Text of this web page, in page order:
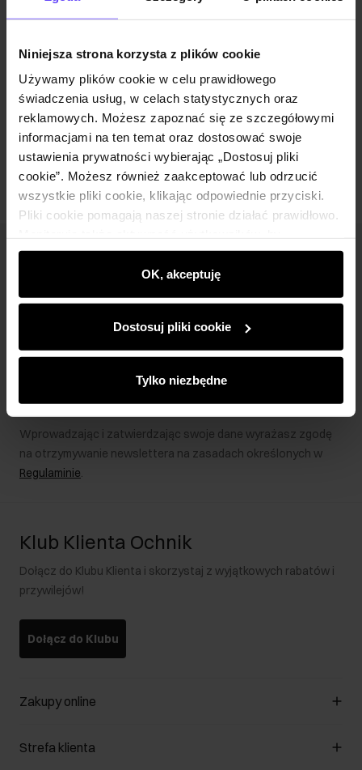
Niniejsza strona korzysta z plików cookie
Używamy plików cookie w celu prawidłowego
świadczenia usług, w celach statystycznych oraz
reklamowych. Możesz zapoznać się ze szczegółowymi
informacjami na ten temat oraz dostosować swoje
ustawienia prywatności wybierając „Dostosuj pliki
cookie”. Możesz również zaakceptować lub odrzucić
wszystkie pliki cookie, klikając odpowiednie przyciski.
Pliki cookie pomagają naszej stronie działać prawidłowo.
wyświetlać im dopasowane do ich preferencji treści,
rekomendacje oraz komunikaty reklamowe informujące o
najnowszych promocjach w e-sklepie. Informacje o tym,
partnerom społecznościowym, reklamowym i
analitycznym. Partnerzy mogą połączyć te informacje z
podczas korzystania z ich usług.
OK, akceptuję
Dostosuj pliki cookie
Tylko niezbędne
Skład
Opinie
Zapisz się
Wprowadzając i zatwierdzając swoje dane wyrażasz zgodę
na otrzymywanie newslettera na zasadach określonych w
Regulaminie.
Klub Klienta Ochnik
Dołącz do Klubu Klienta i skorzystaj z wyjątkowych rabatów i
przywilejów!
Dołącz do Klubu
Zakupy online
Zarządzaj cookies
Strefa klienta